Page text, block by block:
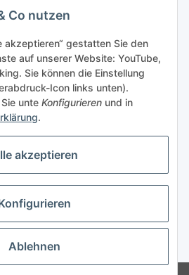
widerrufen
USt., zzgl.Versand
Co nutzen
akzeptieren“ gestatten Sie den
auf unserer Website: YouTube,
Sie können die Einstellung
Icon links unten).
unte Konfigurieren und in
.
akzeptieren
Ablehnen